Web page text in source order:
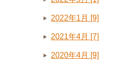
2022年1月 [9]
2021年4月 [7]
2020年4月 [9]